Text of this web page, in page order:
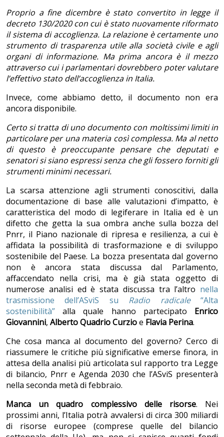
Proprio a fine dicembre è stato convertito in legge il
decreto 130/2020 con cui è stato nuovamente riformato
il sistema di accoglienza. La relazione è certamente uno
strumento di trasparenza utile alla società civile e agli
organi di informazione. Ma prima ancora è il mezzo
attraverso cui i parlamentari dovrebbero poter valutare
l’effettivo stato dell’accoglienza in Italia.
Invece, come abbiamo detto, il documento non era
ancora disponibile.
Certo si tratta di uno documento con moltissimi limiti in
particolare per una materia così complessa. Ma al netto
di questo è preoccupante pensare che deputati e
senatori si siano espressi senza che gli fossero forniti gli
strumenti minimi necessari.
La scarsa attenzione agli strumenti conoscitivi, dalla
documentazione di base alle valutazioni d’impatto, è
caratteristica del modo di legiferare in Italia ed è un
difetto che getta la sua ombra anche sulla bozza del
Pnrr, il Piano nazionale di ripresa e resilienza, a cui è
affidata la possibilità di trasformazione e di sviluppo
sostenibile del Paese. La bozza presentata dal governo
non è ancora stata discussa dal Parlamento,
affaccendato nella crisi, ma è già stata oggetto di
numerose analisi ed è stata discussa tra l’altro nella
trasmissione dell’ASviS su Radio radicale“Alta
sostenibilità” alla quale hanno partecipato Enrico
Giovannini, Alberto Quadrio Curzioe Flavia Perina.
Che cosa manca al documento del governo? Cerco di
riassumere le critiche più significative emerse finora, in
attesa della analisi più articolata sul rapporto tra Legge
di bilancio, Pnrr e Agenda 2030 che l’ASviS presenterà
nella seconda metà di febbraio.
Manca un quadro complessivo delle risorse. Nei
prossimi anni, l’Italia potrà avvalersi di circa 300 miliardi
di risorse europee (comprese quelle del bilancio